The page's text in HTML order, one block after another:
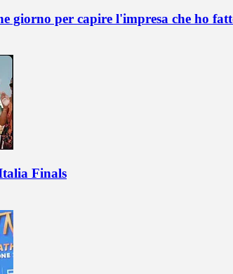
giorno per capire l'impresa che ho
Finals